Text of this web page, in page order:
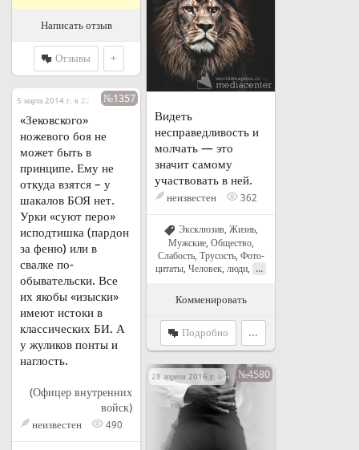
Написать отзыв
Отзывы +
Видеть
несправедливость и
молчать — это
значит самому
участвовать в ней.
неизвестен 362
Эксклюзив, Жизнь,
Мужские, Общество,
Слабость, Трусость, Фото-
цитаты Человек, люди ...
Комменировать
Подробно ...
5 марта 2014 г. в 22:12 №1357
«Зековского»
ножевого боя не
может быть в
принципе. Ему не
откуда взятся – у
шакалов БОЯ нет.
Урки «суют перо»
исподтишка (пардон
за феню) или в
свалке по-
обывательски. Все
их якобы «изыски»
имеют истоки в
классических БИ. А
у жуликов понты и
наглость.
(Офицер внутренних
войск)
неизвестен 490
28 апреля 2016 г. в 15:23№4580